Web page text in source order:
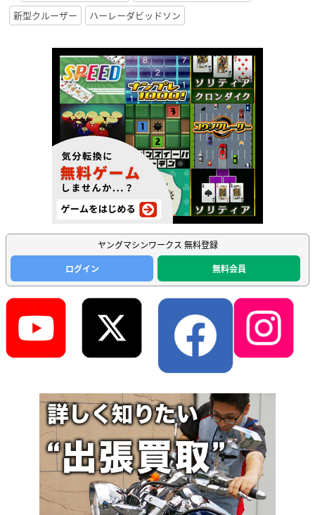
新型クルーザー
ハーレーダビッドソン
ヤングマシンワークス 無料登録
ログイン
無料会員